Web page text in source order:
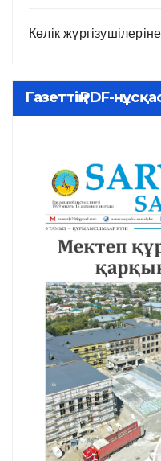
Көлік
Газеттің PDF-